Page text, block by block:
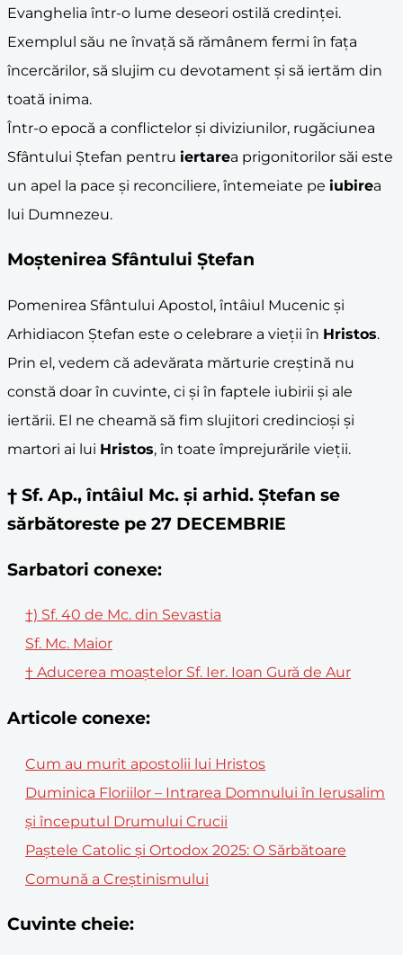
Evanghelia într-o lume deseori ostilă credinței.
Exemplul său ne învață să rămânem fermi în fața
încercărilor, să slujim cu devotament și să iertăm din
toată inima.
Într-o epocă a conflictelor și diviziunilor, rugăciunea
Sfântului Ștefan pentru iertarea prigonitorilor săi este
un apel la pace și reconciliere, întemeiate pe iubirea
lui Dumnezeu.
Moștenirea Sfântului Ștefan
Pomenirea Sfântului Apostol, întâiul Mucenic și
Arhidiacon Ștefan este o celebrare a vieții în Hristos.
Prin el, vedem că adevărata mărturie creștină nu
constă doar în cuvinte, ci și în faptele iubirii și ale
iertării. El ne cheamă să fim slujitori credincioși și
martori ai lui Hristos, în toate împrejurările vieții.
† Sf. Ap., întâiul Mc. și arhid. Ștefan se
sărbătoreste pe 27 DECEMBRIE
Sarbatori conexe:
†) Sf. 40 de Mc. din Sevastia
Sf. Mc. Maior
† Aducerea moaștelor Sf. Ier. Ioan Gură de Aur
Articole conexe:
Cum au murit apostolii lui Hristos
Duminica Floriilor – Intrarea Domnului în Ierusalim
și începutul Drumului Crucii
Paștele Catolic și Ortodox 2025: O Sărbătoare
Comună a Creștinismului
Cuvinte cheie: